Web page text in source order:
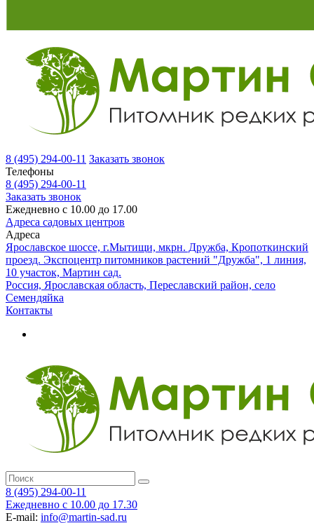
8 (495) 294-00-11 Заказать звонок
Телефоны
8 (495) 294-00-11
Заказать звонок
Ежедневно с 10.00 до 17.00
Адреса садовых центров
Адреса
Ярославское шоссе, г.Мытищи, мкрн. Дружба, Кропоткинский
проезд. Экспоцентр питомников растений "Дружба", 1 линия,
10 участок, Мартин сад.
Россия, Ярославская область, Переславский район, село
Семендяйка
Контакты
8 (495) 294-00-11
Ежедневно с 10.00 до 17.30
E-mail: info@martin-sad.ru